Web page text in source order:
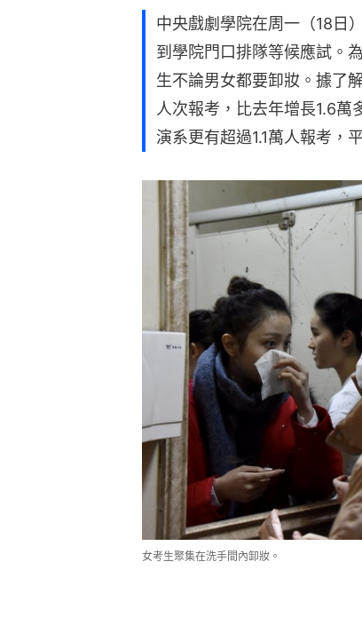
中央戲劇學院在周一（18日
到學院門口排隊等候應試。
生不論男女都要卸妝。據了
人次報考，比去年增長1.6萬
演系更有超過1.1萬人報考，
女考生聚集在洗手間內卸妝。